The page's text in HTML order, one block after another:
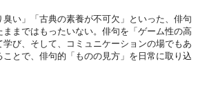
臭い」「古典の素養が不可欠」といった、俳句
ままではもったいない。俳句を「ゲーム性の高
び、そして、コミュニケーションの場でもあ
とで、俳句的「ものの見方」を日常に取り込